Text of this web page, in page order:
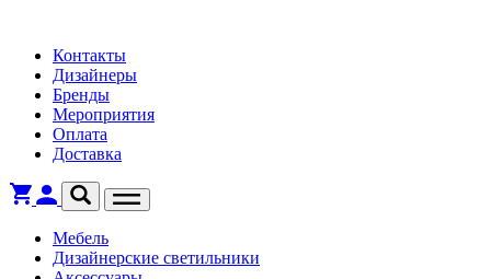
Контакты
Дизайнеры
Бренды
Мероприятия
Оплата
Доставка
Мебель
Дизайнерские светильники